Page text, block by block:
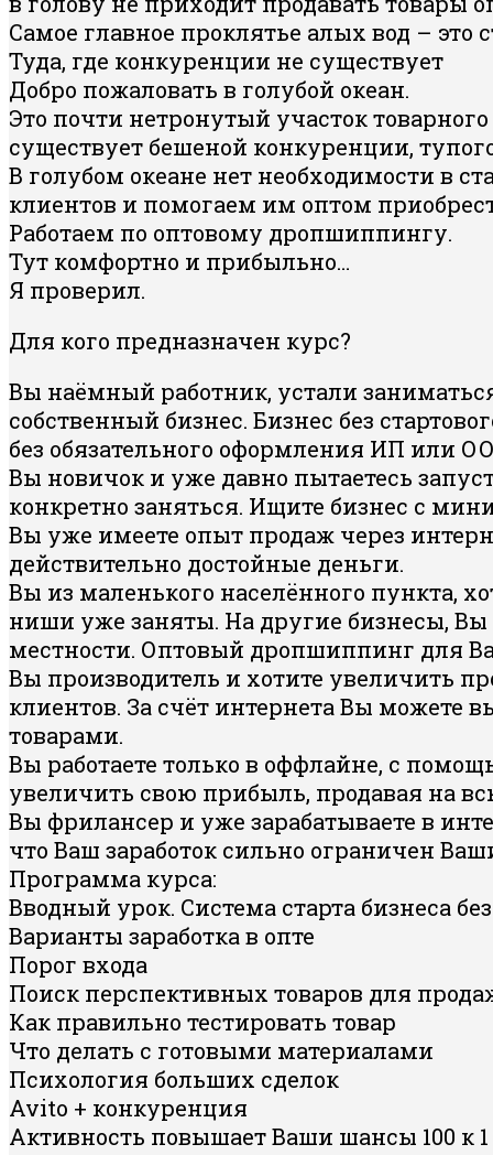
Самое главное проклятье алых вод – это
Туда, где конкуренции не существует
Добро пожаловать в голубой океан.
Это почти нетронутый участок
существует бешеной конкуренции,
В голубом океане нет необходимости в
клиентов и помогаем им оптом
Работаем по оптовому дропшиппингу.
Тут комфортно и прибыльно…
Я проверил.
Для кого предназначен курс?
Вы наёмный работник, устали
собственный бизнес. Бизнес без
без обязательного оформления ИП или
Вы новичок и уже давно пытаетесь
конкретно заняться. Ищите бизнес с
Вы уже имеете опыт продаж через
действительно достойные деньги.
Вы из маленького населённого пункта,
ниши уже заняты. На другие бизнесы,
местности. Оптовый дропшиппинг для
Вы производитель и хотите увеличить
клиентов. За счёт интернета Вы
товарами.
Вы работаете только в оффлайне, с
увеличить свою прибыль, продавая на
Вы фрилансер и уже зарабатываете в
что Ваш заработок сильно ограничен
Программа курса:
Вводный урок. Система старта бизнеса
Варианты заработка в опте
Порог входа
Поиск перспективных товаров для
Как правильно тестировать товар
Что делать с готовыми материалами
Психология больших сделок
Avito + конкуренция
Активность повышает Ваши шансы 100 к 1